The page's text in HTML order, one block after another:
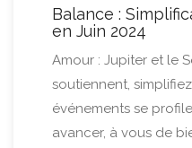
Balance :
en Juin 2024
Amour : Jupiter et le
soutiennent,
événements se
avancer, à vous de